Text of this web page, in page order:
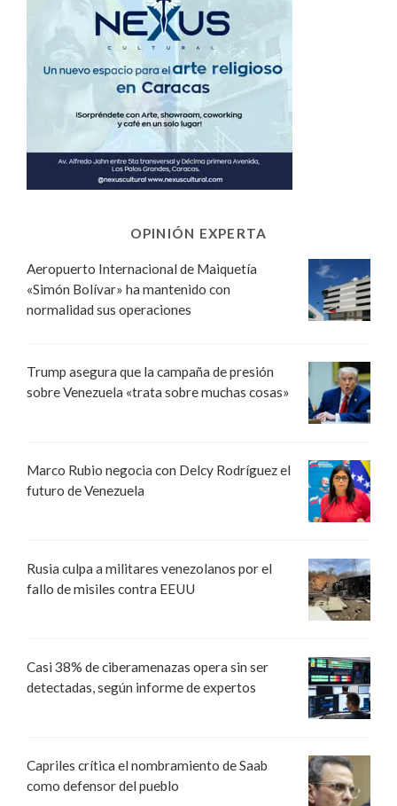
OPINIÓN EXPERTA
Aeropuerto Internacional de Maiquetía
«Simón Bolívar» ha mantenido con
normalidad sus operaciones
Trump asegura que la campaña de presión
sobre Venezuela «trata sobre muchas cosas»
Marco Rubio negocia con Delcy Rodríguez el
futuro de Venezuela
Rusia culpa a militares venezolanos por el
fallo de misiles contra EEUU
Casi 38% de ciberamenazas opera sin ser
detectadas, según informe de expertos
Capriles crítica el nombramiento de Saab
como defensor del pueblo